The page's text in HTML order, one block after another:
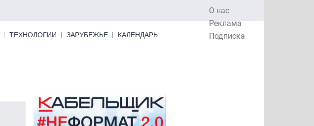
О нас
Реклама
Подписка
ТЕХНОЛОГИИ ЗАРУБЕЖЬЕ КАЛЕНДАРЬ